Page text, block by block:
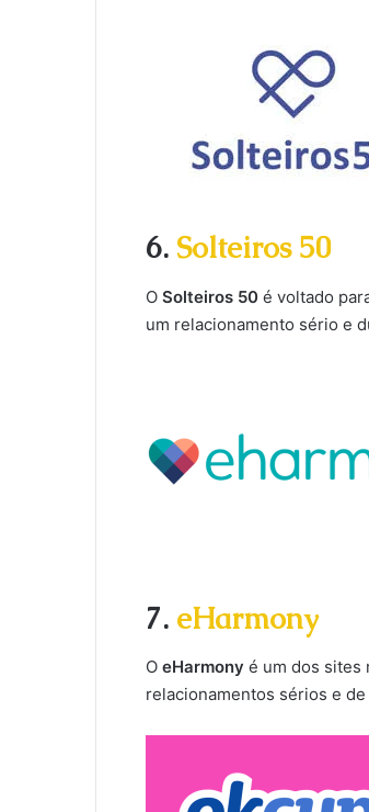
6. Solteiros 50
O Solteiros 50 é voltado
um relacionamento sério e
7. eHarmony
O eHarmony é um dos sites
relacionamentos sérios e